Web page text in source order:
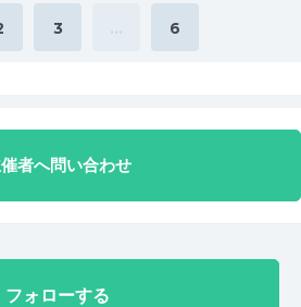
3 … 6
者へ問い合わせ
フォローする